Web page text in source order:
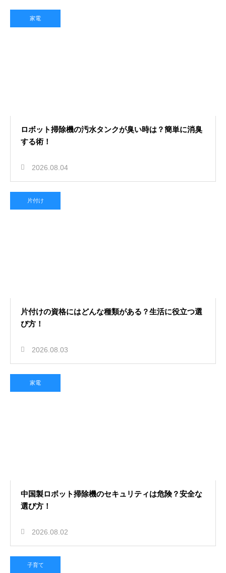
家電
ロボット掃除機の汚水タンクが臭い時は？簡単に消臭
する術！
2026.08.04
片付け
片付けの資格にはどんな種類がある？生活に役立つ選
び方！
2026.08.03
家電
中国製ロボット掃除機のセキュリティは危険？安全な
選び方！
2026.08.02
子育て